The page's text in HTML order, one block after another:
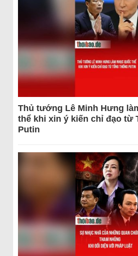
Thủ tướng Lê Minh Hưng
thể khi xin ý kiến chỉ đạo từ
Putin